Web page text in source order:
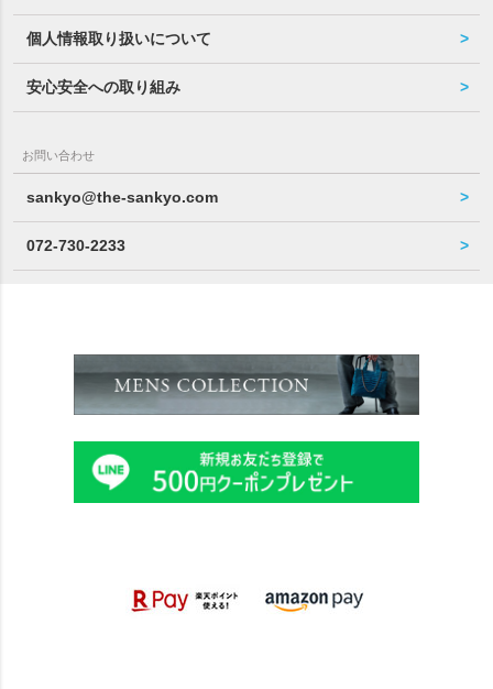
個人情報取り扱いについて
安心安全への取り組み
お問い合わせ
sankyo@the-sankyo.com
072-730-2233